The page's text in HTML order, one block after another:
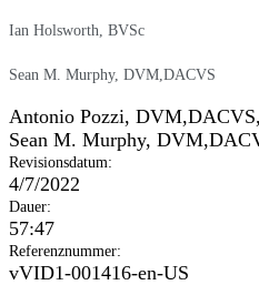
Ian Holsworth, BVSc
Sean M. Murphy, DVM,DACVS
Antonio Pozzi, DVM,DACVS,
Sean M. Murphy,
Revisionsdatum:
4/7/2022
Dauer:
57:47
Referenznummer:
vVID1-001416-en-US